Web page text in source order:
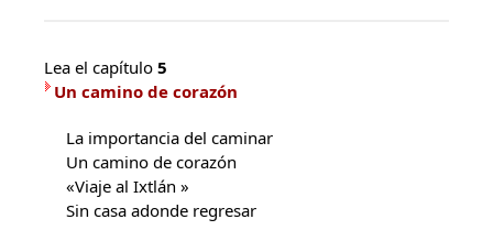
Lea el capítulo 5
Un camino de corazón
La importancia del caminar
Un camino de corazón
«Viaje al Ixtlán »
Sin casa adonde regresar